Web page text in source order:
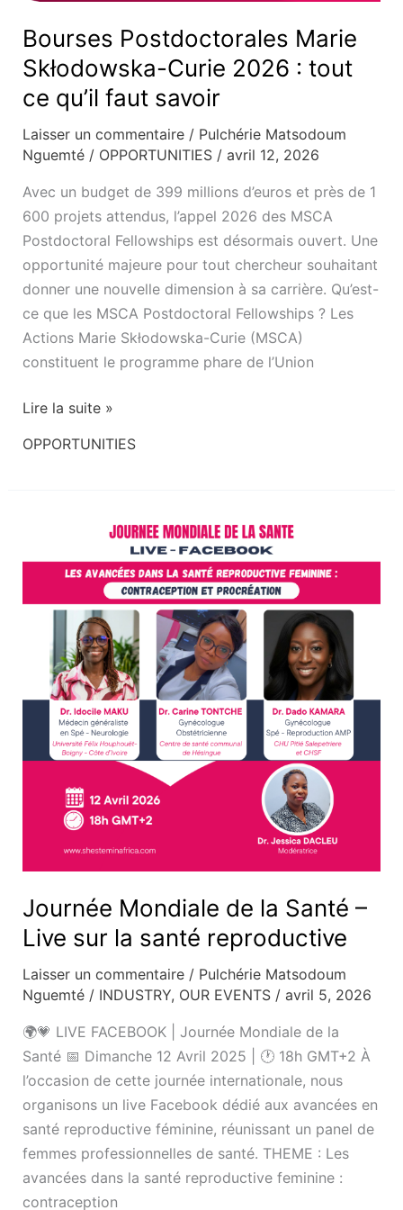
Bourses Postdoctorales Marie
Skłodowska-Curie 2026 : tout
ce qu’il faut savoir
Laisser un commentaire / Pulchérie Matsodoum
Nguemté / OPPORTUNITIES/ avril 12, 2026
Avec un budget de 399 millions d’euros et près de 1
600 projets attendus, l’appel 2026 des MSCA
Postdoctoral Fellowships est désormais ouvert. Une
opportunité majeure pour tout chercheur souhaitant
donner une nouvelle dimension à sa carrière. Qu’est-
ce que les MSCA Postdoctoral Fellowships ? Les
Actions Marie Skłodowska-Curie (MSCA)
constituent le programme phare de l’Union
Lire la suite »
OPPORTUNITIES
Journée Mondiale de la Santé –
Live sur la santé reproductive
Laisser un commentaire / Pulchérie Matsodoum
Nguemté / INDUSTRY, OUR EVENTS/ avril 5, 2026
🌍💗 LIVE FACEBOOK | Journée Mondiale de la
Santé 📅 Dimanche 12 Avril 2025 | 🕐 18h GMT+2 À
l’occasion de cette journée internationale, nous
organisons un live Facebook dédié aux avancées en
santé reproductive féminine, réunissant un panel de
femmes professionnelles de santé. THEME : Les
avancées dans la santé reproductive feminine :
contraception
santé
reproductive